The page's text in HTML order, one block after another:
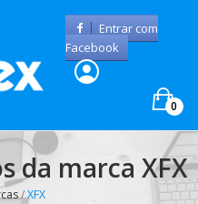
Entrar com
Facebook
0
da marca XFX
XFX